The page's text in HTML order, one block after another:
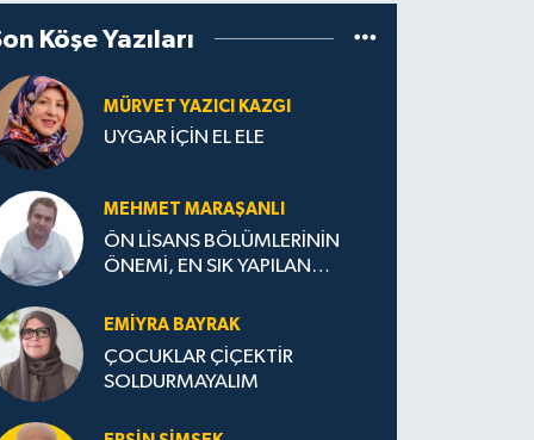
Köşe Yazıları
MÜRVET YAZICI KAZGI
UYGAR İÇİN EL ELE
MEHMET MARAŞANLI
ÖN LİSANS BÖLÜMLERİNİN
ÖNEMİ, EN SIK YAPILAN
STRATEJİLERİ
EMIYRA BAYRAK
ÇOCUKLAR ÇİÇEKTİR
SOLDURMAYALIM